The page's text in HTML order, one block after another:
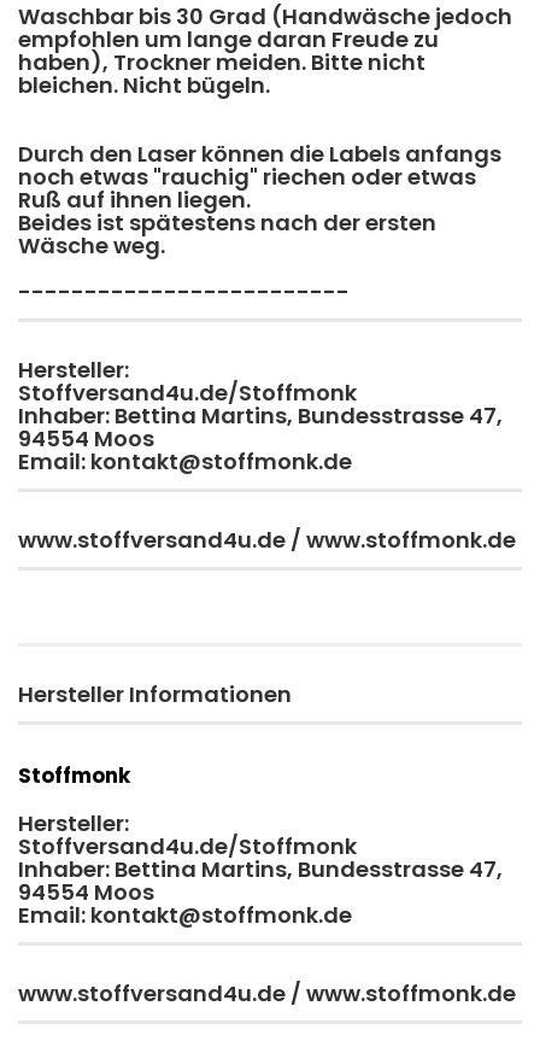
Waschbar bis 30 Grad (Handwäsche jedoch
empfohlen um lange daran Freude zu
haben), Trockner meiden. Bitte nicht
bleichen. Nicht bügeln.
Durch den Laser können die Labels anfangs
noch etwas "rauchig" riechen oder etwas
Ruß auf ihnen liegen.
​Beides ist spätestens nach der ersten
Wäsche weg.
-------------------------
Hersteller:
Stoffversand4u.de/Stoffmonk
Inhaber: Bettina Martins, Bundesstrasse 47,
94554 Moos
Email: kontakt@stoffmonk.de
www.stoffversand4u.de / www.stoffmonk.de
Hersteller Informationen
Stoffmonk
Hersteller:
Stoffversand4u.de/Stoffmonk
Inhaber: Bettina Martins, Bundesstrasse 47,
94554 Moos
Email: kontakt@stoffmonk.de
www.stoffversand4u.de / www.stoffmonk.de